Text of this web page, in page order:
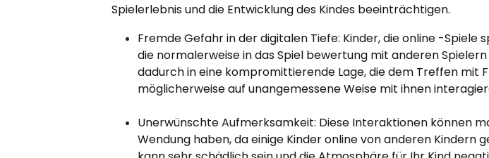
Spielerlebnis und die Entwicklung des Kindes beeinträchtigen.
Fremde Gefahr in der digitalen Tiefe: Kinder, die online -Spiele
die normalerweise in das Spiel bewertung mit anderen
dadurch in eine kompromittierende Lage, die dem Treffen mit
möglicherweise auf unangemessene Weise mit ihnen
Unerwünschte Aufmerksamkeit: Diese Interaktionen können
Wendung haben, da einige Kinder online von anderen